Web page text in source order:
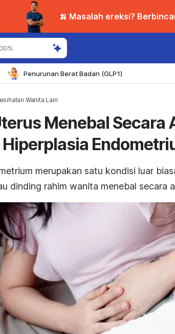
🍌 Masalah ereksi?
Penurunan Berat Badan (GLP1)
Wanita Lain
Menebal Secara
merupakan satu kondisi luar
dinding rahim wanita menebal secara